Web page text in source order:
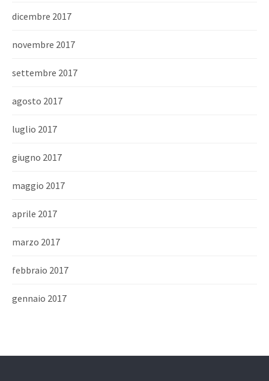
dicembre 2017
novembre 2017
settembre 2017
agosto 2017
luglio 2017
giugno 2017
maggio 2017
aprile 2017
marzo 2017
febbraio 2017
gennaio 2017